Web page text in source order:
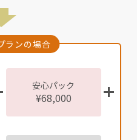
ランの場合
安心パック
¥68,000